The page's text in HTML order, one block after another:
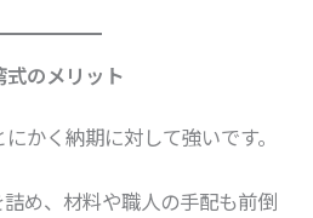
のメリット
かく納期に対して強いです。
め、材料や職人の手配も前倒